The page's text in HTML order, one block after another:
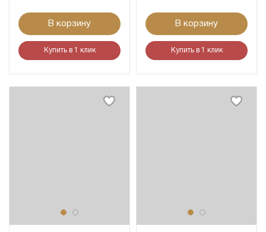
В корзину
Купить в 1 клик
В корзину
Купить в 1 клик